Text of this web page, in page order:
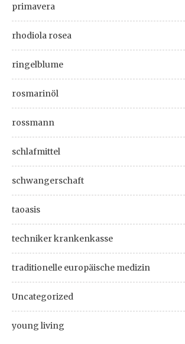
primavera
rhodiola rosea
ringelblume
rosmarinöl
rossmann
schlafmittel
schwangerschaft
taoasis
techniker krankenkasse
traditionelle europäische medizin
Uncategorized
young living